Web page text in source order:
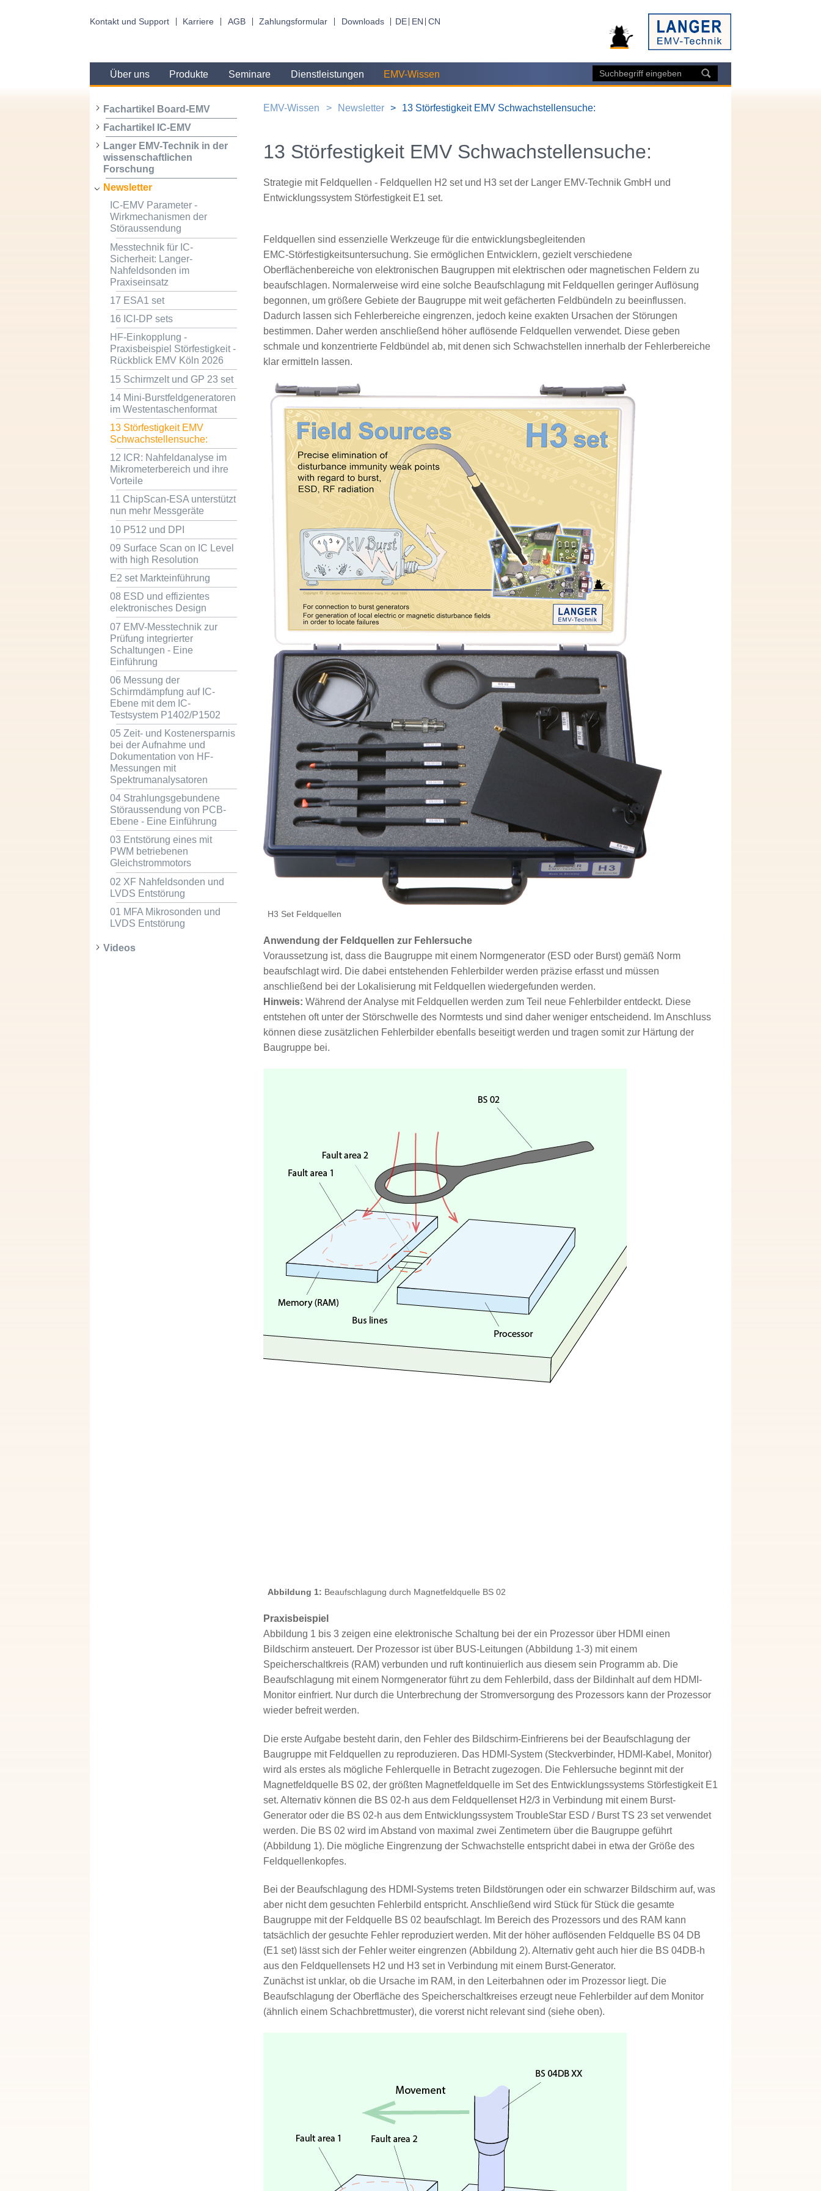
Kontakt und Support Karriere AGB Zahlungsformular Downloads DE EN CN
Über uns Produkte Seminare Dienstleistungen EMV-Wissen
Fachartikel Board-EMV
Fachartikel IC-EMV
Langer EMV-Technik in der
wissenschaftlichen
Forschung
Newsletter
IC-EMV Parameter -
Wirkmechanismen der
Störaussendung
Messtechnik für IC-
Sicherheit: Langer-
Nahfeldsonden im
Praxiseinsatz
17 ESA1 set
16 ICI-DP sets
HF-Einkopplung -
Praxisbeispiel Störfestigkeit -
Rückblick EMV Köln 2026
15 Schirmzelt und GP 23 set
14 Mini-Burstfeldgeneratoren
im Westentaschenformat
13 Störfestigkeit EMV
Schwachstellensuche:
12 ICR: Nahfeldanalyse im
Mikrometerbereich und ihre
Vorteile
11 ChipScan-ESA unterstützt
nun mehr Messgeräte
10 P512 und DPI
09 Surface Scan on IC Level
with high Resolution
E2 set Markteinführung
08 ESD und effizientes
elektronisches Design
07 EMV-Messtechnik zur
Prüfung integrierter
Schaltungen - Eine
Einführung
06 Messung der
Schirmdämpfung auf IC-
Ebene mit dem IC-
Testsystem P1402/P1502
05 Zeit- und Kostenersparnis
bei der Aufnahme und
Dokumentation von HF-
Messungen mit
Spektrumanalysatoren
04 Strahlungsgebundene
Störaussendung von PCB-
Ebene - Eine Einführung
03 Entstörung eines mit
PWM betriebenen
Gleichstrommotors
02 XF Nahfeldsonden und
LVDS Entstörung
01 MFA Mikrosonden und
LVDS Entstörung
Videos
EMV-Wissen Newsletter 13 Störfestigkeit EMV Schwachstellensuche:
13 Störfestigkeit EMV Schwachstellensuche:
Strategie mit Feldquellen - Feldquellen H2 set und H3 set der Langer EMV-Technik GmbH und
Entwicklungssystem Störfestigkeit E1 set.
Feldquellen sind essenzielle Werkzeuge für die entwicklungsbegleitenden
EMC‑Störfestigkeitsuntersuchung. Sie ermöglichen Entwicklern, gezielt verschiedene
Oberflächenbereiche von elektronischen Baugruppen mit elektrischen oder magnetischen Feldern zu
beaufschlagen. Normalerweise wird eine solche Beaufschlagung mit Feldquellen geringer Auflösung
begonnen, um größere Gebiete der Baugruppe mit weit gefächerten Feldbündeln zu beeinflussen.
Dadurch lassen sich Fehlerbereiche eingrenzen, jedoch keine exakten Ursachen der Störungen
bestimmen. Daher werden anschließend höher auflösende Feldquellen verwendet. Diese geben
schmale und konzentrierte Feldbündel ab, mit denen sich Schwachstellen innerhalb der Fehlerbereiche
klar ermitteln lassen.
H3 Set Feldquellen
Anwendung der Feldquellen zur Fehlersuche
Voraussetzung ist, dass die Baugruppe mit einem Normgenerator (ESD oder Burst) gemäß Norm
beaufschlagt wird. Die dabei entstehenden Fehlerbilder werden präzise erfasst und müssen
anschließend bei der Lokalisierung mit Feldquellen wiedergefunden werden.
Hinweis: Während der Analyse mit Feldquellen werden zum Teil neue Fehlerbilder entdeckt. Diese
entstehen oft unter der Störschwelle des Normtests und sind daher weniger entscheidend. Im Anschluss
können diese zusätzlichen Fehlerbilder ebenfalls beseitigt werden und tragen somit zur Härtung der
Baugruppe bei.
Abbildung 1: Beaufschlagung durch Magnetfeldquelle BS 02
Praxisbeispiel
Abbildung 1 bis 3 zeigen eine elektronische Schaltung bei der ein Prozessor über HDMI einen
Bildschirm ansteuert. Der Prozessor ist über BUS-Leitungen (Abbildung 1-3) mit einem
Speicherschaltkreis (RAM) verbunden und ruft kontinuierlich aus diesem sein Programm ab. Die
Beaufschlagung mit einem Normgenerator führt zu dem Fehlerbild, dass der Bildinhalt auf dem HDMI-
Monitor einfriert. Nur durch die Unterbrechung der Stromversorgung des Prozessors kann der Prozessor
wieder befreit werden.
Die erste Aufgabe besteht darin, den Fehler des Bildschirm-Einfrierens bei der Beaufschlagung der
Baugruppe mit Feldquellen zu reproduzieren. Das HDMI-System (Steckverbinder, HDMI-Kabel, Monitor)
wird als erstes als mögliche Fehlerquelle in Betracht zugezogen. Die Fehlersuche beginnt mit der
Magnetfeldquelle BS 02, der größten Magnetfeldquelle im Set des Entwicklungssystems Störfestigkeit E1
set. Alternativ können die BS 02-h aus dem Feldquellenset H2/3 in Verbindung mit einem Burst-
Generator oder die BS 02-h aus dem Entwicklungssystem TroubleStar ESD / Burst TS 23 set verwendet
werden. Die BS 02 wird im Abstand von maximal zwei Zentimetern über die Baugruppe geführt
(Abbildung 1). Die mögliche Eingrenzung der Schwachstelle entspricht dabei in etwa der Größe des
Feldquellenkopfes.
Bei der Beaufschlagung des HDMI-Systems treten Bildstörungen oder ein schwarzer Bildschirm auf, was
aber nicht dem gesuchten Fehlerbild entspricht. Anschließend wird Stück für Stück die gesamte
Baugruppe mit der Feldquelle BS 02 beaufschlagt. Im Bereich des Prozessors und des RAM kann
tatsächlich der gesuchte Fehler reproduziert werden. Mit der höher auflösenden Feldquelle BS 04 DB
(E1 set) lässt sich der Fehler weiter eingrenzen (Abbildung 2). Alternativ geht auch hier die BS 04DB-h
aus den Feldquellensets H2 und H3 set in Verbindung mit einem Burst-Generator.
Zunächst ist unklar, ob die Ursache im RAM, in den Leiterbahnen oder im Prozessor liegt. Die
Beaufschlagung der Oberfläche des Speicherschaltkreises erzeugt neue Fehlerbilder auf dem Monitor
(ähnlich einem Schachbrettmuster), die vorerst nicht relevant sind (siehe oben).